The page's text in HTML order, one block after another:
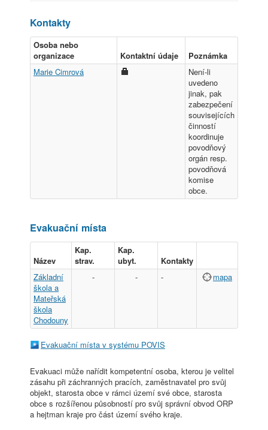
Kontakty
Osoba nebo
organizace
Kontaktní údaje
Poznámka
Marie Cimrová
Není-li
uvedeno
jinak, pak
zabezpečení
souvisejících
činností
koordinuje
povodňový
orgán resp.
povodňová
komise
obce.
Evakuační místa
Název
Kap.
strav.
Kap.
ubyt.
Kontakty
Základní
škola a
Mateřská
škola
Chodouny
- - - mapa
Evakuační místa v systému POVIS
Evakuaci může nařídit kompetentní osoba, kterou je velitel
zásahu při záchranných pracích, zaměstnavatel pro svůj
objekt, starosta obce v rámci území své obce, starosta
obce s rozšířenou působností pro svůj správní obvod ORP
a hejtman kraje pro část území svého kraje.